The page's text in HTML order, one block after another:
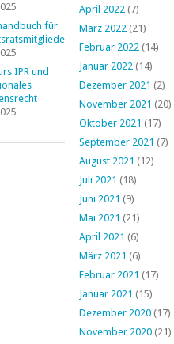
für
IPR und
April 2022 (7)
März 2022 (21)
Februar 2022 (14)
Januar 2022 (14)
Dezember 2021 (2)
November 2021 (20)
Oktober 2021 (17)
September 2021 (7)
August 2021 (12)
Juli 2021 (18)
Juni 2021 (9)
Mai 2021 (21)
April 2021 (6)
März 2021 (6)
Februar 2021 (17)
Januar 2021 (15)
Dezember 2020 (17)
November 2020 (21)